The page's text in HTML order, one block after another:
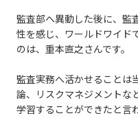
監査部へ異動した後に、監
性を感じ、ワールドワイド
のは、重本直之さんです。
監査実務へ活かせることは
論、リスクマネジメントな
学習することができたと言